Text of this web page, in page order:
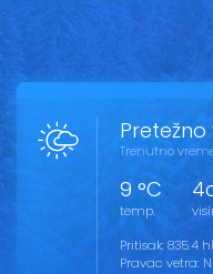
Trenutno
9 °C
temp.
Pritisak: 835.4
Pravac vetra: